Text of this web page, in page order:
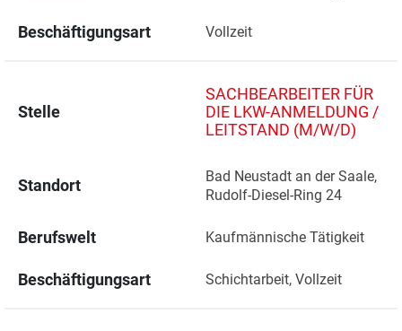
Beschäftigungsart Vollzeit
Stelle
SACHBEARBEITER FÜR
DIE LKW-ANMELDUNG /
LEITSTAND (M/W/D)
Standort
Bad Neustadt an der Saale,
Rudolf-Diesel-Ring 24
Berufswelt Kaufmännische Tätigkeit
Beschäftigungsart Schichtarbeit, Vollzeit